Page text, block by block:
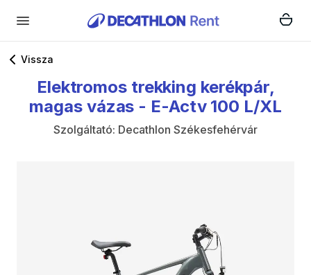
Vissza
Elektromos trekking kerékpár​,​
magas vázas - E-Actv 100 L​/​XL
Szolgáltató: Decathlon Székesfehérvár